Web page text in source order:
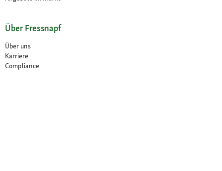
Über Fressnapf
Über uns
Karriere
Compliance